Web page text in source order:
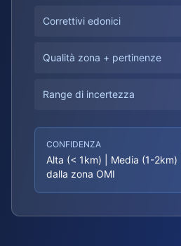
Correttivi edonici
Qualità zona + pertinenze
Range di incertezza
CONFIDENZA
Alta (< 1km) | Media (1-2km)
dalla zona OMI